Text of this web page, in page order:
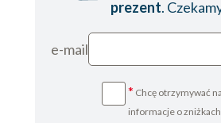
prezent.
e-mail
* Chcę otrzymywać
informacje o